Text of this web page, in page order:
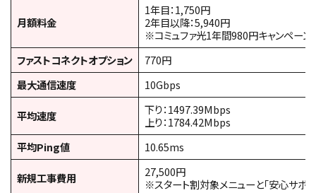
月額料金
1年目：1,750円
2年目以降：5,940円
※コミュファ光1年間980円キャンペーン
ファストコネクトオプション
770円
最大通信速度
10Gbps
平均速度
下り：1497.39Mbps
上り：1784.42Mbps
平均Ping値
10.65ms
新規工事費用
27,500円
※スタート割対象メニューと「安心サポ